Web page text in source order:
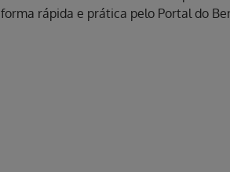
forma rápida e prática pelo Portal do